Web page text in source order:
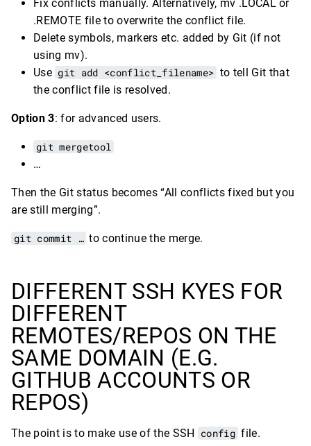
Fix conflicts manually. Alternatively, mv .LOCAL or
.REMOTE file to overwrite the conflict file.
Delete symbols, markers etc. added by Git (if not
using mv).
Use git add <conflict_filename> to tell Git that
the conflict file is resolved.
Option 3: for advanced users.
git mergetool
…
Then the Git status becomes “All conflicts fixed but you
are still merging”.
git commit … to continue the merge.
DIFFERENT SSH KYES FOR
DIFFERENT
REMOTES/REPOS ON THE
SAME DOMAIN (E.G.
GITHUB ACCOUNTS OR
REPOS)
The point is to make use of the SSH config file.